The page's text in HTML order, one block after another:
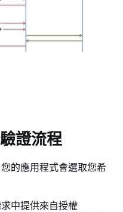
證流程
的應用程式會選取您希
中提供來自授權